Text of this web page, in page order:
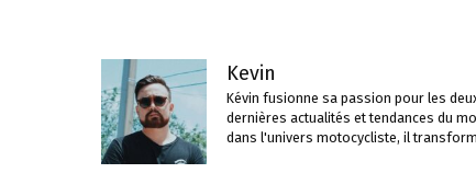
Kevin
Kévin fusionne sa passion pour les
dernières actualités et tendances du
dans l'univers motocycliste, il